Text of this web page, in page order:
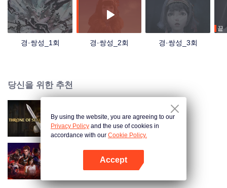
경·쌍성_1회 경·쌍성_2회 경·쌍성_3회
끝
당신을 위한 추천
신인왕좌
탄서성공
By using the website, you are agreeing to our
Privacy Policy and the use of cookies in
accordance with our Cookie Policy.
Accept